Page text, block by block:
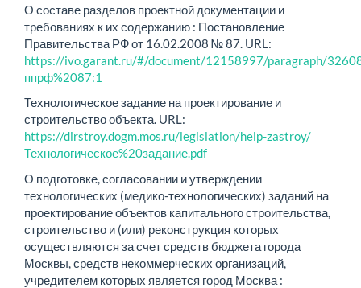
О составе разделов проектной документации и
требованиях к их содержанию : Постановление
Правительства РФ от 16.02.2008 № 87. URL:
https://ivo.garant.ru/#/document/12158997/paragraph/
ппрф%2087:1
Технологическое задание на проектирование и
строительство объекта. URL:
https://dirstroy.dogm.mos.ru/legislation/help-zastroy/
Технологическое%20задание.pdf
О подготовке, согласовании и утверждении
технологических (медико-технологических) заданий на
проектирование объектов капитального строительства,
строительство и (или) реконструкция которых
осуществляются за счет средств бюджета города
Москвы, средств некоммерческих организаций,
учредителем которых является город Москва :